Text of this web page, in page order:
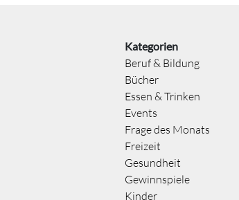
Kategorien
Beruf & Bildung
Bücher
Essen & Trinken
Events
Frage des Monats
Freizeit
Gesundheit
Gewinnspiele
Kinder